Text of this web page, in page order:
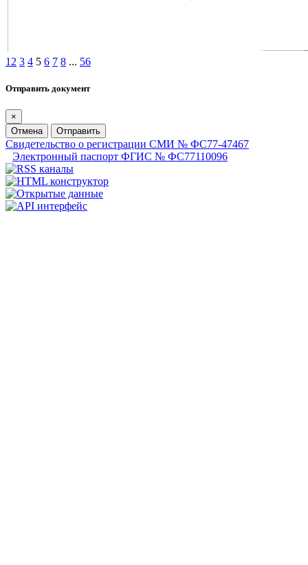
1 2 3 4 5 6 7 8 ... 56
Отправить документ
×
Отмена
Отправить
Свидетельство о регистрации СМИ № ФС77-47467
Электронный паспорт ФГИС № ФС77110096